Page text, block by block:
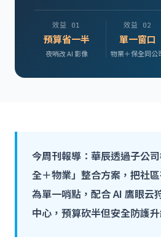
效益 01
預算省一半
夜哨改 AI 影像
效益 02
單一窗口
物業＋保全同公
今周刊報導：華辰透過子公
全＋物業」整合方案，把社
為單一哨點，配合 AI 鷹眼云
中心，預算砍半但安全防護升